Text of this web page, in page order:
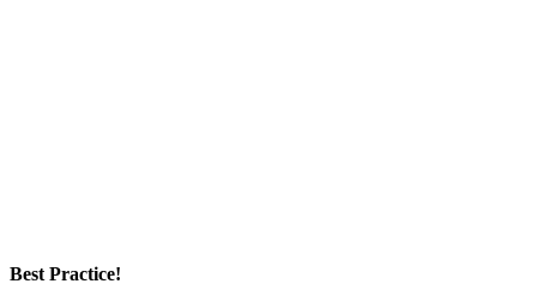
Best Practice!